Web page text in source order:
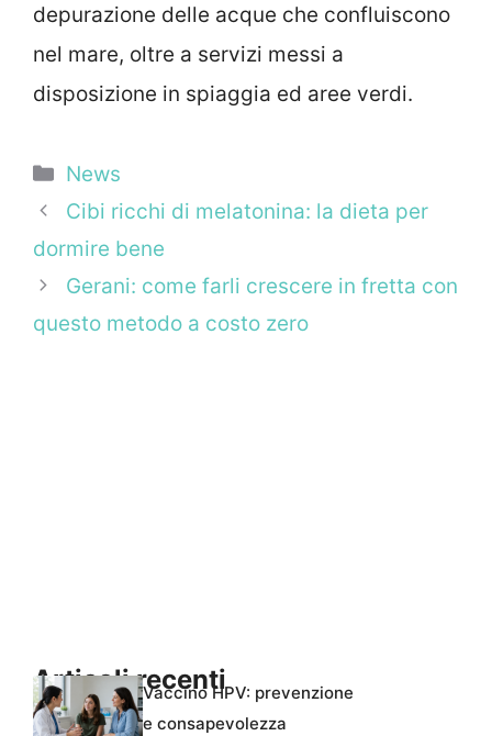
depurazione delle acque che confluiscono
nel mare, oltre a servizi messi a
disposizione in spiaggia ed aree verdi.
Categorie
News
Cibi ricchi di melatonina: la dieta per
dormire bene
Gerani: come farli crescere in fretta con
questo metodo a costo zero
Articoli recentiVaccino HPV: prevenzione
e consapevolezza